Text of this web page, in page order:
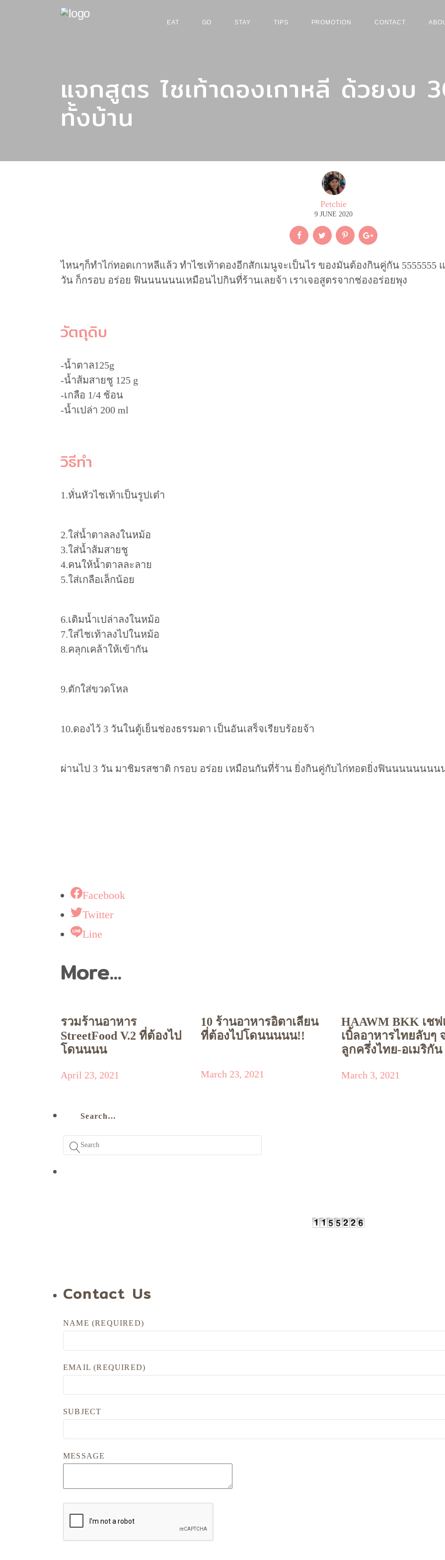
EAT GO STAY TIPS PROMOTION CONTACT
แจกสูตร ไชเท้าดองเกาหลี ด้วยงบ
ทั้งบ้าน
Petchie
9 JUNE 2020
ไหนๆก็ทำไก่ทอดเกาหลีแล้ว ทำไชเท้าดองอีกสักเมนูจะเป็นไร ของมันต้องกินคู่กัน 5555555
วัน ก็กรอบ อร่อย ฟินนนนนนเหมือนไปกินที่ร้านเลยจ้า เราเจอสูตรจากช่องอร่อยพุง
วัตถุดิบ
-น้ำตาล125g
-น้ำส้มสายชู 125 g
-เกลือ 1/4 ช้อน
-น้ำเปล่า 200 ml
วิธีทำ
1.หั่นหัวไชเท้าเป็นรูปเต๋า
2.ใส่น้ำตาลลงในหม้อ
3.ใส่น้ำส้มสายชู
4.คนให้น้ำตาลละลาย
5.ใส่เกลือเล็กน้อย
6.เติมน้ำเปล่าลงในหม้อ
7.ใส่ไชเท้าลงไปในหม้อ
8.คลุกเคล้าให้เข้ากัน
9.ตักใส่ขวดโหล
10.ดองไว้ 3 วันในตู้เย็นช่องธรรมดา เป็นอันเสร็จเรียบร้อยจ้า
ผ่านไป 3 วัน มาชิมรสชาติ กรอบ อร่อย เหมือนกันที่ร้าน ยิ่งกินคู่กับไก่ทอดยิ่งฟินนนนนนน
Facebook
Twitter
Line
More...
รวมร้านอาหาร
StreetFood V.2 ที่ต้องไป
โดนนนน
April 23, 2021
10 ร้านอาหารอิตาเลียน
ที่ต้องไปโดนนนนน!!
March 23, 2021
HAAWM BKK เชฟ
เบิ้ลอาหารไทยลับๆ
ลูกครึ่งไทย-อเมริกัน
March 3, 2021
Search…
Contact Us
NAME (REQUIRED)
EMAIL (REQUIRED)
SUBJECT
MESSAGE